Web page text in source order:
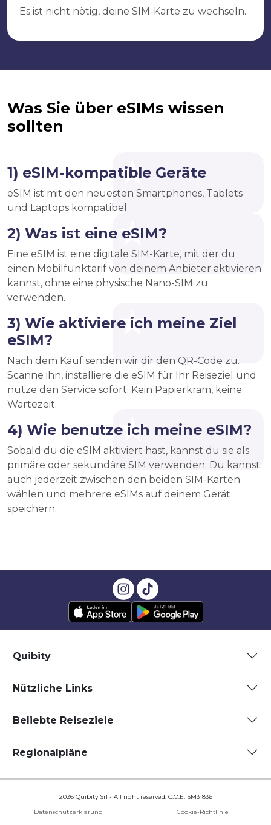
Es ist nicht nötig, deine SIM-Karte zu wechseln.
Was Sie über eSIMs wissen
sollten
1) eSIM-kompatible Geräte
eSIM ist mit den neuesten Smartphones, Tablets
und Laptops kompatibel.
2) Was ist eine eSIM?
Eine eSIM ist eine digitale SIM-Karte, mit der du
einen Mobilfunktarif von deinem Anbieter aktivieren
kannst, ohne eine physische Nano-SIM zu
verwenden.
3) Wie aktiviere ich meine Ziel
eSIM?
Nach dem Kauf senden wir dir den QR-Code zu.
Scanne ihn, installiere die eSIM für Ihr Reiseziel und
nutze den Service sofort. Kein Papierkram, keine
Wartezeit.
4) Wie benutze ich meine eSIM?
Sobald du die eSIM aktiviert hast, kannst du sie als
primäre oder sekundäre SIM verwenden. Du kannst
auch jederzeit zwischen den beiden SIM-Karten
wählen und mehrere eSIMs auf deinem Gerät
speichern.
Quibity
Nützliche Links
Beliebte Reiseziele
Regionalpläne
2026 Quibity Srl - All right reserved. C.O.E. SM31836
Datenschutzerklärung
Cookie-Richtlinie